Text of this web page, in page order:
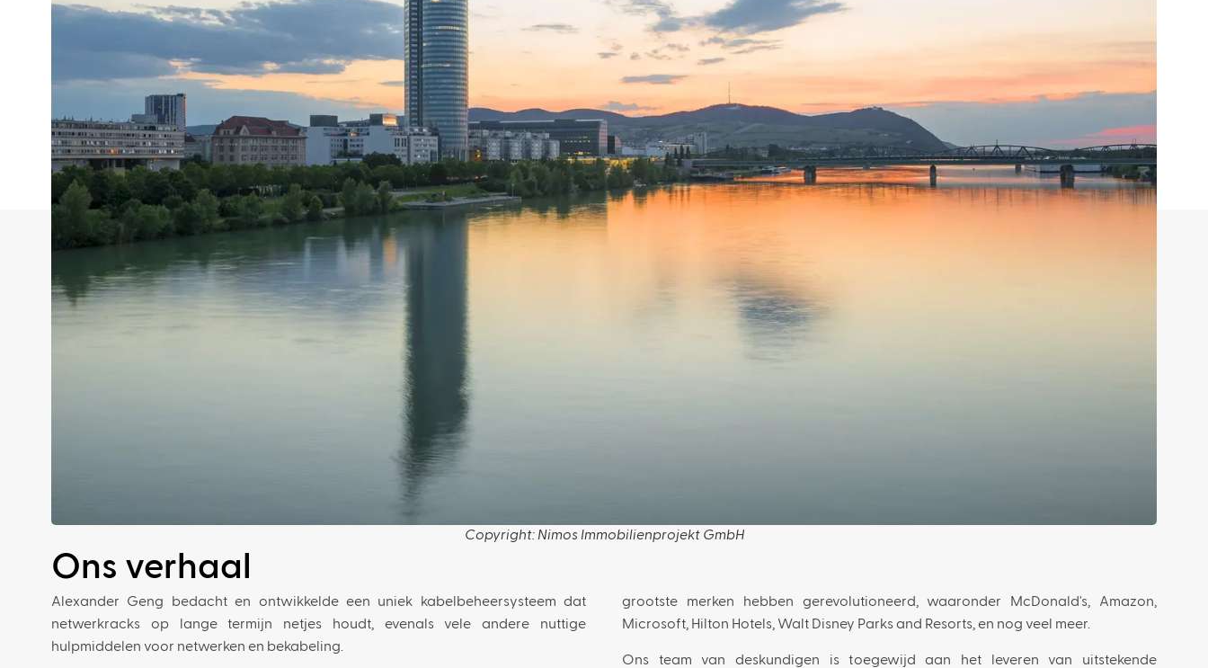
Copyright: Nimos Immobilienprojekt GmbH
Ons verhaal
Alexander Geng bedacht en ontwikkelde een uniek kabelbeheersysteem dat
netwerkracks op lange termijn netjes houdt, evenals vele andere nuttige
hulpmiddelen voor netwerken en bekabeling.
grootste merken hebben gerevolutioneerd, waaronder McDonald's, Amazon,
Microsoft, Hilton Hotels, Walt Disney Parks and Resorts, en nog veel meer.
Ons team van deskundigen is toegewijd aan het leveren van uitstekende